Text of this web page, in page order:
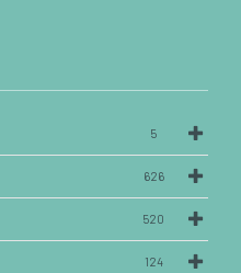
5
626
520
124